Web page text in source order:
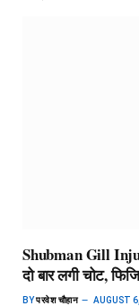
Shubman Gill
दो बार लगी चोट,
BYपरवेश चौहान AUGUST